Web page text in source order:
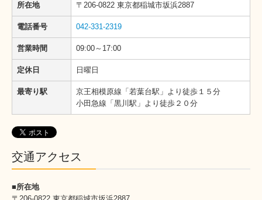
所在地 〒206-0822 東京都稲城市坂浜2887
電話番号 042-331-2319
営業時間 09:00～17:00
定休日 日曜日
最寄り駅
京王相模原線「若葉台駅」より徒歩１５分
小田急線「黒川駅」より徒歩２０分
交通アクセス
■所在地